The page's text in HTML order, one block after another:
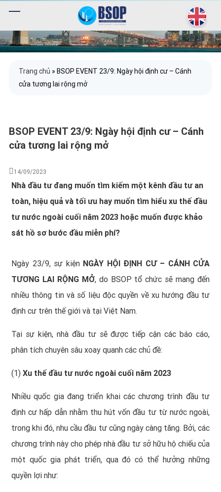
Trang chủ » BSOP EVENT 23/9: Ngày hội định cư – Cánh
cửa tương lai rộng mở
BSOP EVENT 23/9: Ngày hội định cư – Cánh
cửa tương lai rộng mở
14/09/2023
Nhà đầu tư đang muốn tìm kiếm một kênh đầu tư an
toàn, hiệu quả và tối ưu hay muốn tìm hiểu xu thế đầu
tư nước ngoài cuối năm 2023 hoặc muốn được khảo
sát hồ sơ bước đầu miễn phí?
Ngày 23/9, sự kiện NGÀY HỘI ĐỊNH CƯ – CÁNH CỬA
TƯƠNG LAI RỘNG MỞ, do BSOP tổ chức sẽ mang đến
nhiều thông tin và số liệu độc quyền về xu hướng đầu tư
định cư trên thế giới và tại Việt Nam.
Tại sự kiện, nhà đầu tư sẽ được tiếp cận các báo cáo,
phân tích chuyên sâu xoay quanh các chủ đề:
(1) Xu thế đầu tư nước ngoài cuối năm 2023
Nhiều quốc gia đang triển khai các chương trình đầu tư
định cư hấp dẫn nhằm thu hút vốn đầu tư từ nước ngoài,
trong khi đó, nhu cầu đầu tư cũng ngày càng tăng. Bởi, các
chương trình này cho phép nhà đầu tư sở hữu hộ chiếu của
một quốc gia phát triển, qua đó có thể hưởng những
quyền lợi như: